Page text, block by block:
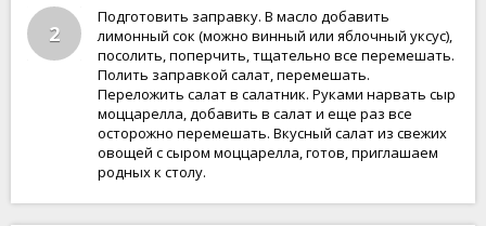
2
Подготовить заправку. В масло добавить
лимонный сок (можно винный или яблочный уксус),
посолить, поперчить, тщательно все перемешать.
Полить заправкой салат, перемешать.
Переложить салат в салатник. Руками нарвать сыр
моццарелла, добавить в салат и еще раз все
осторожно перемешать. Вкусный салат из свежих
овощей с сыром моццарелла, готов, приглашаем
родных к столу.